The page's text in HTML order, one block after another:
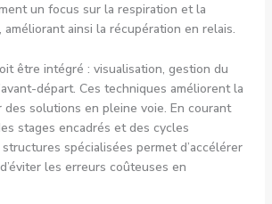
un focus sur la respiration et la
ainsi la récupération en relais.
être intégré : visualisation, gestion du
départ. Ces techniques améliorent la
des solutions en pleine voie. En courant
stages encadrés et des cycles
spécialisées permet d’accélérer
les erreurs coûteuses en